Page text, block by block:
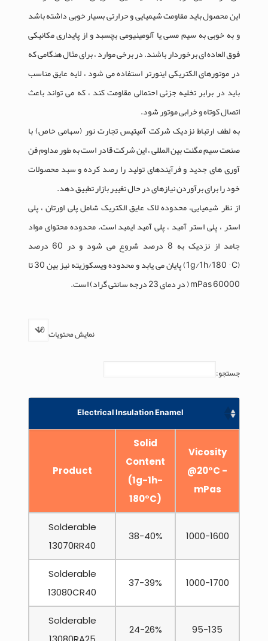
این محصول باید مقاومت شیمیایی و حرارتی بسیار خوبی داشته باشد
و به خوبی به سیم مسی یا آلومینیومی بچسبد و از پایداری مکانیکی
فوق العاده ای برخوردار باشند. در برخی موارد ، برای مثال هنگامی که
در موتورهای الکتریکی اینورتر استفاده می شود ، لایه عایق مناسب
باید در برابر تخلیه جزئی احتمالی مقاومت کند ، که می تواند باعث
اتصال کوتاه و خرابی موتور شود.
به لطف ارتباط نزدیک شرکت آمیتیس تجارت نور (سهامی خاص) با
صنعت سیم مگنت بین المللی ، این شرکت قادر است به طور مداوم فن
آوری های جدید و فرآیندهای تولید را رصد کرده و سبد محصولات
خود را برای برآوردن نیازهای در حال تغییر بازار تطبیق دهد.
از نظر شیمیایی، محدوده لاک عایق الکتریک شامل پلی اورتان ، پلی
استر ، پلی استر آمید ، پلی آمید ایمید است. محدوده محتوای مواد
جامد از نزدیک به 8 درصد شروع می شود و در 60 درصد
(1g/1h/180 ° C) پایان می یابد و محدوده ویسکوزیته نیز بین 30 تا
60000 mPas ( در دمای 23 درجه سانتی گراد) است.
نمایش محتویات
جستجو:
Electrical Insulation Enamel
Product
Solid
Content
(1g-1h-
180°C)
Vicosity
@20°C -
mPas
Solderable
13070RR40
38-40% 1000-1600
Solderable
13080CR40
37-39% 1000-1700
Solderable
24-26% 95-135